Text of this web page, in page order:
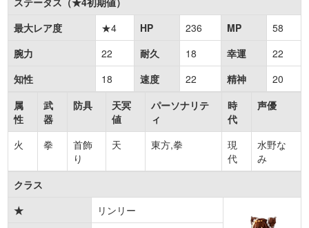
最大レア度
★4 HP 236 MP
58
腕力
22 耐久 18 幸運
22
知性
18 速度 22 精神
20
属
性
武
器
防具
天冥
値
パーソナリテ
ィ
時
代
声優
火 拳
首飾
り
天 東方,拳
現
代
水野な
み
クラス
★
リンリー